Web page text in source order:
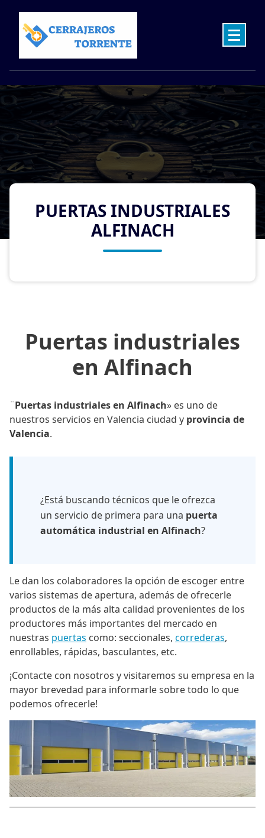
content
PUERTAS INDUSTRIALES
ALFINACH
Puertas industriales
en Alfinach
¨Puertas industriales en Alfinach» es uno de
nuestros servicios en Valencia ciudad y provincia de
Valencia.
¿Está buscando técnicos que le ofrezca
un servicio de primera para una puerta
automática industrial en Alfinach?
Le dan los colaboradores la opción de escoger entre
varios sistemas de apertura, además de ofrecerle
productos de la más alta calidad provenientes de los
productores más importantes del mercado en
nuestras puertas como: seccionales, correderas,
enrollables, rápidas, basculantes, etc.
¡Contacte con nosotros y visitaremos su empresa en la
mayor brevedad para informarle sobre todo lo que
podemos ofrecerle!